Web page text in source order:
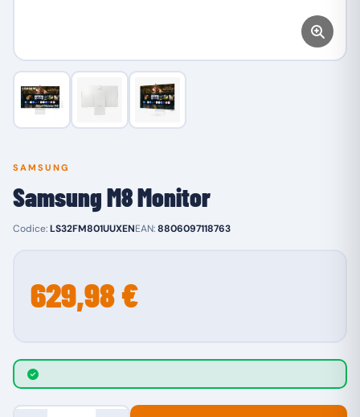
SAMSUNG
Samsung M8 Monitor
Codice:LS32FM801UUXENEAN:8806097118763
629,98 €